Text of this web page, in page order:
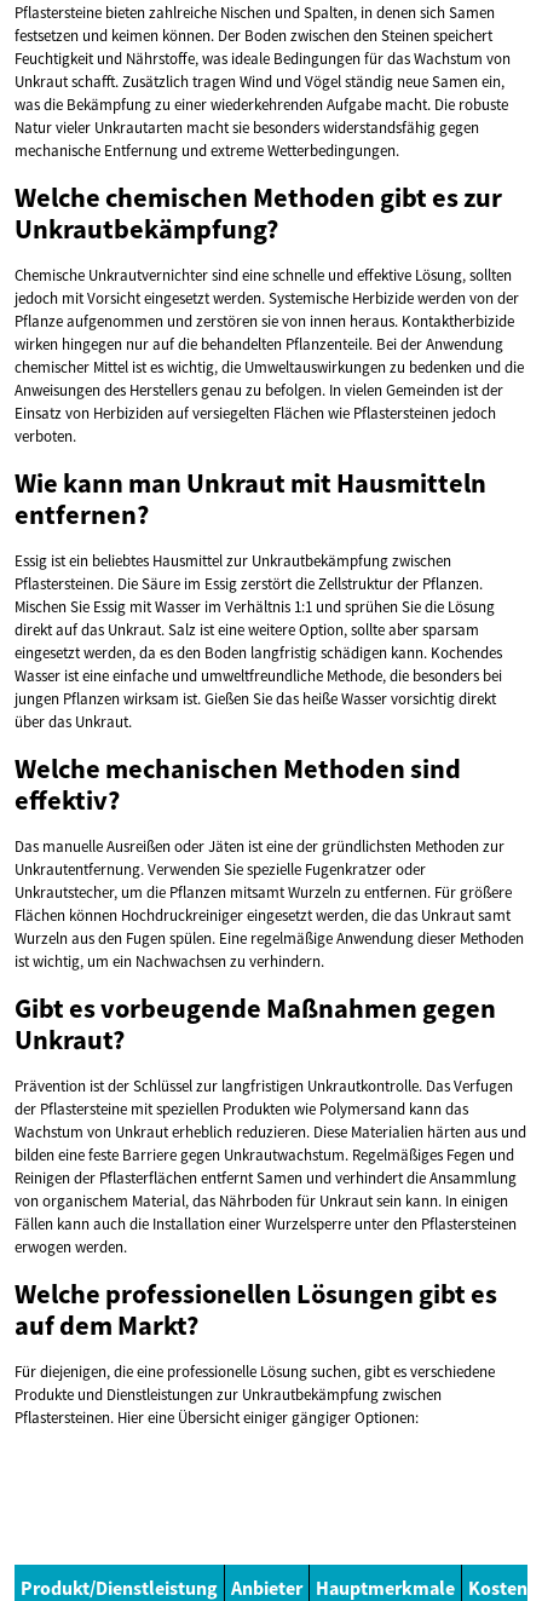
Pflastersteine bieten zahlreiche Nischen und Spalten, in denen sich Samen
festsetzen und keimen können. Der Boden zwischen den Steinen speichert
Feuchtigkeit und Nährstoffe, was ideale Bedingungen für das Wachstum von
Unkraut schafft. Zusätzlich tragen Wind und Vögel ständig neue Samen ein,
was die Bekämpfung zu einer wiederkehrenden Aufgabe macht. Die robuste
Natur vieler Unkrautarten macht sie besonders widerstandsfähig gegen
mechanische Entfernung und extreme Wetterbedingungen.
Welche chemischen Methoden gibt es zur
Unkrautbekämpfung?
Chemische Unkrautvernichter sind eine schnelle und effektive Lösung, sollten
jedoch mit Vorsicht eingesetzt werden. Systemische Herbizide werden von der
Pflanze aufgenommen und zerstören sie von innen heraus. Kontaktherbizide
wirken hingegen nur auf die behandelten Pflanzenteile. Bei der Anwendung
chemischer Mittel ist es wichtig, die Umweltauswirkungen zu bedenken und die
Anweisungen des Herstellers genau zu befolgen. In vielen Gemeinden ist der
Einsatz von Herbiziden auf versiegelten Flächen wie Pflastersteinen jedoch
verboten.
Wie kann man Unkraut mit Hausmitteln
entfernen?
Essig ist ein beliebtes Hausmittel zur Unkrautbekämpfung zwischen
Pflastersteinen. Die Säure im Essig zerstört die Zellstruktur der Pflanzen.
Mischen Sie Essig mit Wasser im Verhältnis 1:1 und sprühen Sie die Lösung
direkt auf das Unkraut. Salz ist eine weitere Option, sollte aber sparsam
eingesetzt werden, da es den Boden langfristig schädigen kann. Kochendes
Wasser ist eine einfache und umweltfreundliche Methode, die besonders bei
jungen Pflanzen wirksam ist. Gießen Sie das heiße Wasser vorsichtig direkt
über das Unkraut.
Welche mechanischen Methoden sind
effektiv?
Das manuelle Ausreißen oder Jäten ist eine der gründlichsten Methoden zur
Unkrautentfernung. Verwenden Sie spezielle Fugenkratzer oder
Unkrautstecher, um die Pflanzen mitsamt Wurzeln zu entfernen. Für größere
Flächen können Hochdruckreiniger eingesetzt werden, die das Unkraut samt
Wurzeln aus den Fugen spülen. Eine regelmäßige Anwendung dieser Methoden
ist wichtig, um ein Nachwachsen zu verhindern.
Gibt es vorbeugende Maßnahmen gegen
Unkraut?
Prävention ist der Schlüssel zur langfristigen Unkrautkontrolle. Das Verfugen
der Pflastersteine mit speziellen Produkten wie Polymersand kann das
Wachstum von Unkraut erheblich reduzieren. Diese Materialien härten aus und
bilden eine feste Barriere gegen Unkrautwachstum. Regelmäßiges Fegen und
Reinigen der Pflasterflächen entfernt Samen und verhindert die Ansammlung
von organischem Material, das Nährboden für Unkraut sein kann. In einigen
Fällen kann auch die Installation einer Wurzelsperre unter den Pflastersteinen
erwogen werden.
Welche professionellen Lösungen gibt es
auf dem Markt?
Für diejenigen, die eine professionelle Lösung suchen, gibt es verschiedene
Produkte und Dienstleistungen zur Unkrautbekämpfung zwischen
Pflastersteinen. Hier eine Übersicht einiger gängiger Optionen:
Produkt/Dienstleistung Anbieter Hauptmerkmale